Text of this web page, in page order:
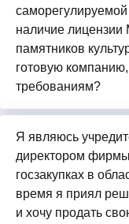
саморегулируемой
наличие лицензии
памятников
готовую
требованиям?
Я являюсь
директором
госзакупках в
время я приял
и хочу продать